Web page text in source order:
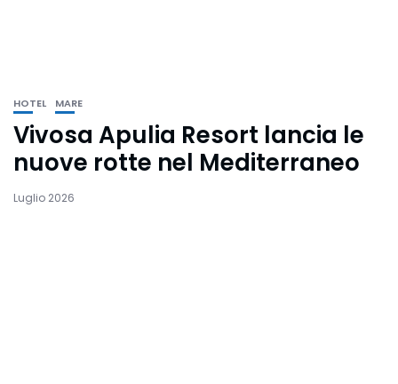
HOTEL MARE
Vivosa Apulia Resort lancia le
nuove rotte nel Mediterraneo
Luglio 2026